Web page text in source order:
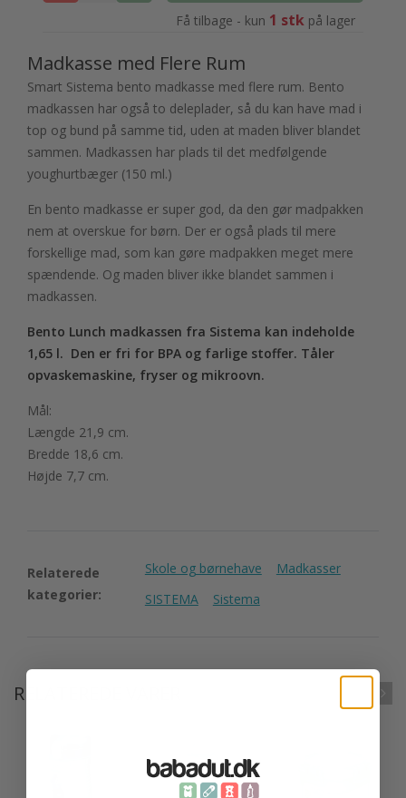
Få tilbage - kun 1 stkpå lager
Madkasse med Flere Rum
Smart Sistema bento madkasse med flere rum. Bento
madkassen har også to deleplader, så du kan have mad i
top og bund på samme tid, uden at maden bliver blandet
sammen. Madkassen har plads til det medfølgende
youghurtbæger (150 ml.)
En bento madkasse er super god, da den gør madpakken
nem at overskue for børn. Der er også plads til mere
forskellige mad, som kan gøre madpakken meget mere
spændende. Og maden bliver ikke blandet sammen i
madkassen.
Bento Lunch madkassen fra Sistema kan indeholde
1,65 l. Den er fri for BPA og farlige stoffer. Tåler
opvaskemaskine, fryser og mikroovn.
Mål:
Længde 21,9 cm.
Bredde 18,6 cm.
Højde 7,7 cm.
Relaterede
kategorier:
Skole og børnehave
Madkasser
SISTEMA
Sistema
RELATEREDE VARER